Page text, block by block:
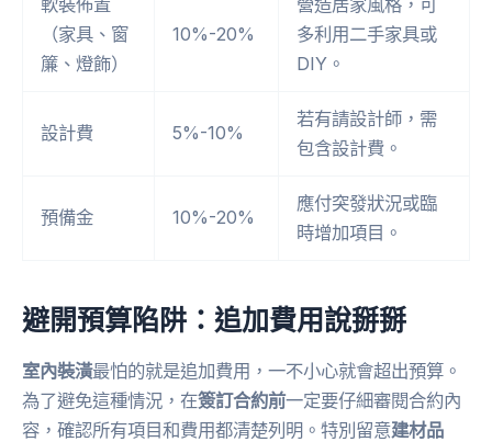
（家具、窗
簾、燈飾）
10%-20%
多利用二手家具或
DIY。
設計費 5%-10%
若有請設計師，需
包含設計費。
預備金 10%-20%
應付突發狀況或臨
時增加項目。
避開預算陷阱：追加費用說掰掰
室內裝潢最怕的就是追加費用，一不小心就會超出預算。
為了避免這種情況，在簽訂合約前一定要仔細審閱合約內
容，確認所有項目和費用都清楚列明。特別留意建材品